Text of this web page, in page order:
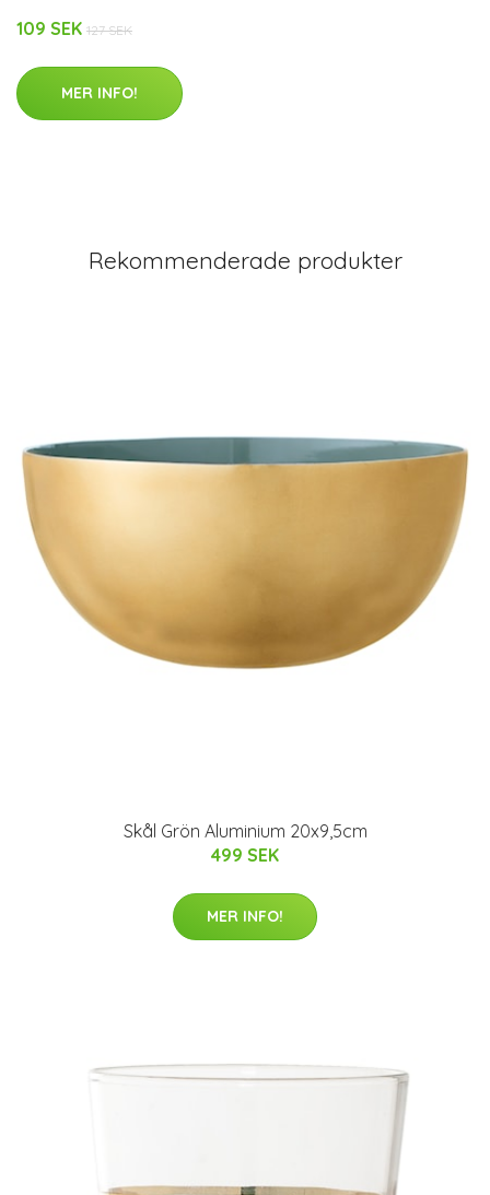
109 SEK 127 SEK
MER INFO!
Rekommenderade produkter
Skål Grön Aluminium 20x9,5cm
499 SEK
MER INFO!